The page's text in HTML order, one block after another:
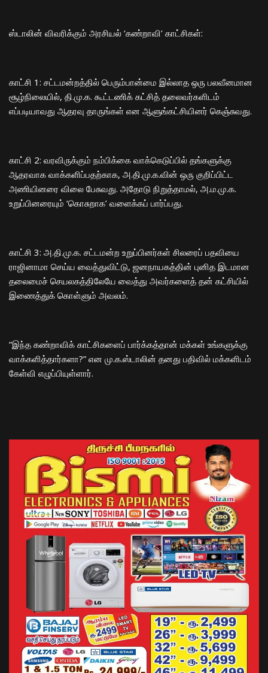
​ஸ்டாலின் விவரிக்கும் அரசியல் ‘கண்றாவி’ காட்சிகள்:
​காட்சி 1: சட்டமன்றத்தில் பெரும்பான்மை இல்லாத ஒரு பலவீனமான
சூழ்நிலையில், தி.மு.க. கூட்டணிக் கட்சித் தலைவர்களிடம்
எப்படியாவது ஆதரவு தாருங்கள் என ஆளுங்கட்சியினர் கெஞ்சுவது.
​காட்சி 2: வரவிருக்கும் நம்பிக்கை வாக்கெடுப்பில் தங்களுக்கு
ஆதரவாக வாக்களிப்பதற்காக, அ.தி.மு.க.வின் ஒரு குறிப்பிட்ட
அணியினரை விலை பேசுவது. அதோடு நிறுத்தாமல், அ.ம.மு.க.
உறுப்பினரையும் ‘கொசுறாக’ வளைக்கப் பார்ப்பது.
​காட்சி 3: அ.தி.மு.க. சட்டமன்ற உறுப்பினர்கள் சிலரைப் பதவியை
ராஜினாமா செய்ய வைத்துவிட்டு, ஜனநாயகத்தின் புனித இடமான
தலைமைச் செயலகத்திலேயே வைத்து அவர்களைத் தன் கட்சியில்
இணைத்துக் கொள்ளும் அவலம்.
​”இந்த கண்றாவிக் காட்சிகளைப் பார்க்கத்தான் மக்கள் உங்களுக்கு
வாக்களித்தார்களா?” என மு.க.ஸ்டாலின் தனது பதிவில் மக்களிடம்
கேள்வி எழுப்பியுள்ளார்.